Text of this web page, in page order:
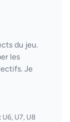
du jeu.
les
Je
U7, U8